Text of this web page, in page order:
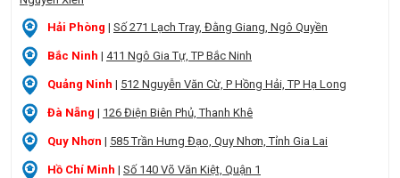
Hải Phòng | Số 271 Lạch Tray, Đằng Giang, Ngô Quyền
Bắc Ninh | 411 Ngô Gia Tự, TP Bắc Ninh
Quảng Ninh | 512 Nguyễn Văn Cừ, P Hồng Hải, TP Hạ Long
Đà Nẵng | 126 Điện Biên Phủ, Thanh Khê
Quy Nhơn | 585 Trần Hưng Đạo, Quy Nhơn, Tỉnh Gia Lai
Hồ Chí Minh | Số 140 Võ Văn Kiệt, Quận 1